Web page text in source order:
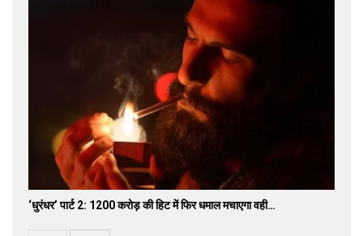
‘धुरंधर’ पार्ट 2: 1200 करोड़ की हिट में फिर धमाल मचाएगा वही…